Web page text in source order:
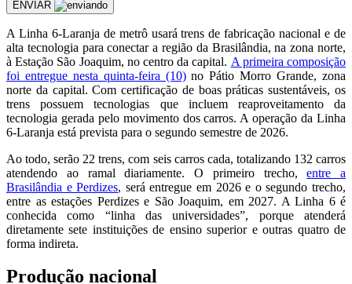
ENVIAR
A Linha 6-Laranja de metrô usará trens de fabricação nacional e de
alta tecnologia para conectar a região da Brasilândia, na zona norte,
à Estação São Joaquim, no centro da capital. A primeira composição
foi entregue nesta quinta-feira (10)no Pátio Morro Grande, zona
norte da capital. Com certificação de boas práticas sustentáveis, os
trens possuem tecnologias que incluem reaproveitamento da
tecnologia gerada pelo movimento dos carros. A operação da Linha
6-Laranja está prevista para o segundo semestre de 2026.
Ao todo, serão 22 trens, com seis carros cada, totalizando 132 carros
atendendo ao ramal diariamente. O primeiro trecho,entre a
Brasilândia e Perdizes, será entregue em 2026 e o segundo trecho,
entre as estações Perdizes e São Joaquim, em 2027. A Linha 6 é
conhecida como “linha das universidades”, porque atenderá
diretamente sete instituições de ensino superior e outras quatro de
forma indireta.
Produção nacional